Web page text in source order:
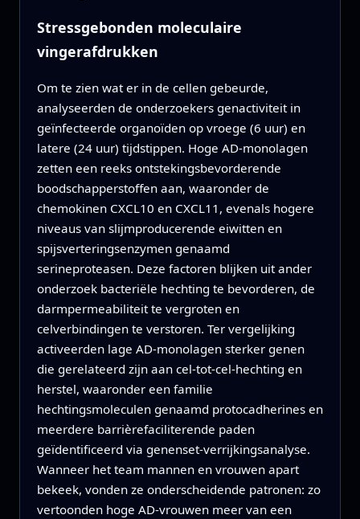
Stressgebonden moleculaire
vingerafdrukken
Om te zien wat er in de cellen gebeurde,
analyseerden de onderzoekers genactiviteit in
geïnfecteerde organoïden op vroege (6 uur) en
latere (24 uur) tijdstippen. Hoge AD‑monolagen
zetten een reeks ontstekingsbevorderende
boodschapperstoffen aan, waaronder de
chemokinen CXCL10 en CXCL11, evenals hogere
niveaus van slijmproducerende eiwitten en
spijsverteringsenzymen genaamd
serineproteasen. Deze factoren blijken uit ander
onderzoek bacteriële hechting te bevorderen, de
darmpermeabiliteit te vergroten en
celverbindingen te verstoren. Ter vergelijking
activeerden lage AD‑monolagen sterker genen
die gerelateerd zijn aan cel‑tot‑cel‑hechting en
herstel, waaronder een familie
hechtingsmoleculen genaamd protocadherines en
meerdere barrièrefaciliterende paden
geïdentificeerd via genenset‑verrijkingsanalyse.
Wanneer het team mannen en vrouwen apart
bekeek, vonden ze onderscheidende patronen: zo
vertoonden hoge AD‑vrouwen meer van een